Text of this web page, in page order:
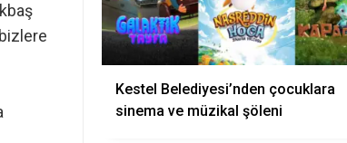
Kestel Belediyesi’nden çocuklara
sinema ve müzikal şöleni